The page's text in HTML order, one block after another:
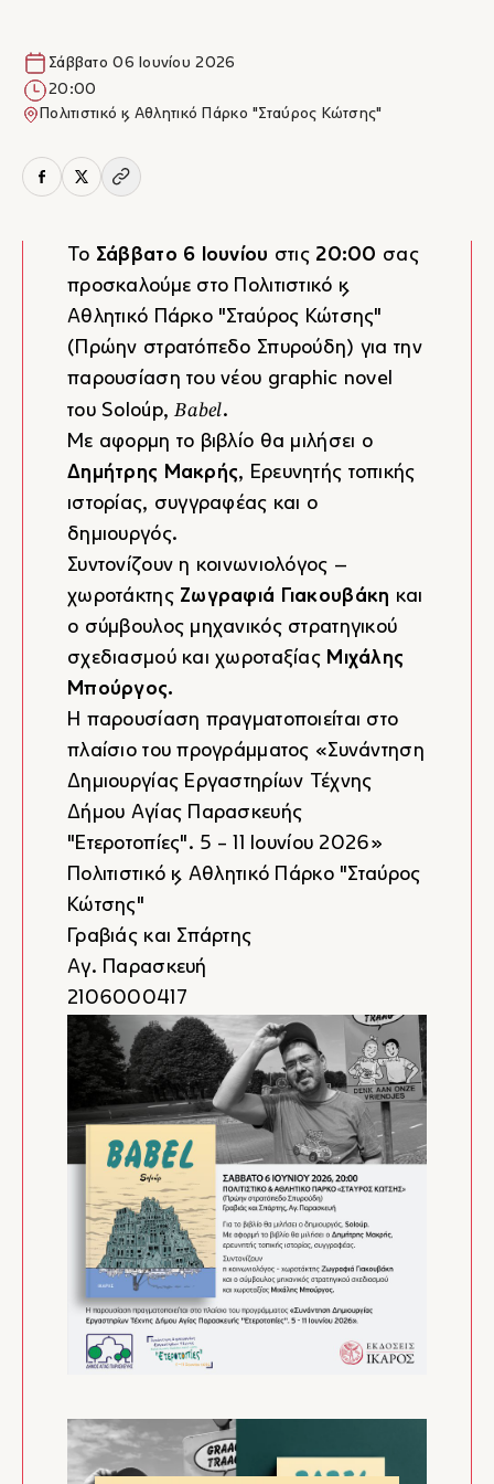
Σάββατο 06 Ιουνίου 2026
20:00
Πολιτιστικό & Αθλητικό Πάρκο "Σταύρος Κώτσης"
Το Σάββατο 6 Ιουνίου στις 20:00 σας
προσκαλούμε στο Πολιτιστικό &
Αθλητικό Πάρκο "Σταύρος Κώτσης"
(Πρώην στρατόπεδο Σπυρούδη) για την
παρουσίαση του νέου graphic novel
του Soloúp,Babel.
Με αφορμη το βιβλίο θα μιλήσει ο
Δημήτρης Μακρής, Ερευνητής τοπικής
ιστορίας, συγγραφέας και ο
δημιουργός.
Συντονίζουν η κοινωνιολόγος –
χωροτάκτης Ζωγραφιά Γιακουβάκη και
ο σύμβουλος μηχανικός στρατηγικού
σχεδιασμού και χωροταξίας Μιχάλης
Μπούργος.
Η παρουσίαση πραγματοποιείται στο
πλαίσιο του προγράμματος «Συνάντηση
Δημιουργίας Εργαστηρίων Τέχνης
Δήμου Αγίας Παρασκευής
"Ετεροτοπίες". 5 - 11 Ιουνίου 2026»
Πολιτιστικό & Αθλητικό Πάρκο "Σταύρος
Κώτσης"
Γραβιάς και Σπάρτης
Αγ. Παρασκευή
2106000417